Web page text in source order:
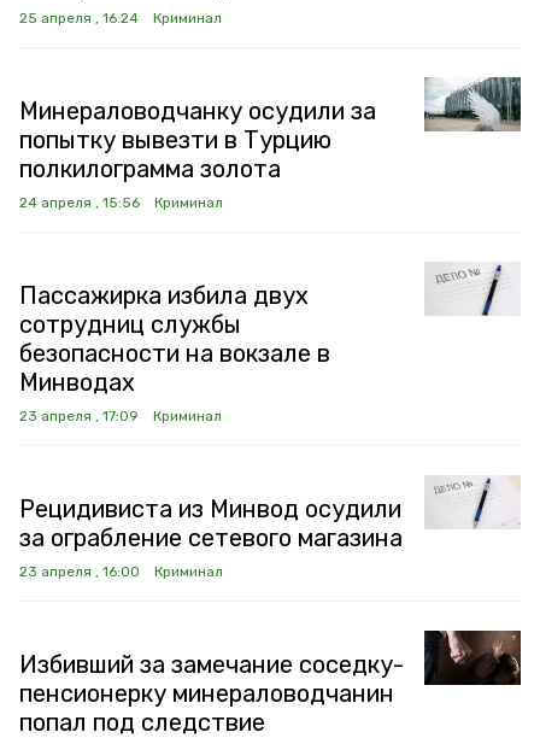
25 апреля , 16:24 Криминал
Минераловодчанку осудили за
попытку вывезти в Турцию
полкилограмма золота
24 апреля , 15:56 Криминал
Пассажирка избила двух
сотрудниц службы
безопасности на вокзале в
Минводах
23 апреля , 17:09 Криминал
Рецидивиста из Минвод осудили
за ограбление сетевого магазина
23 апреля , 16:00 Криминал
Избивший за замечание соседку-
пенсионерку минераловодчанин
попал под следствие